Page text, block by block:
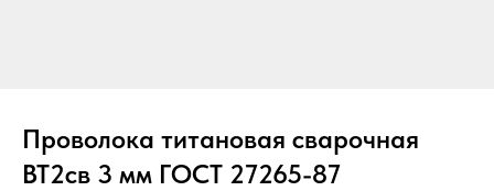
Проволока титановая сварочная
ВТ2св 3 мм ГОСТ 27265-87